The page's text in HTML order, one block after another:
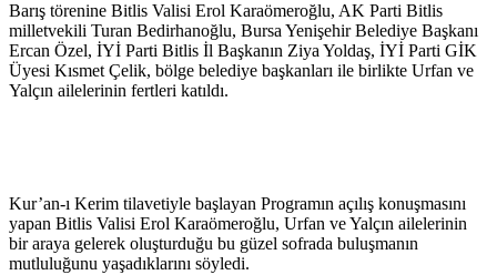
Barış törenine Bitlis Valisi Erol Karaömeroğlu, AK Parti Bitlis
milletvekili Turan Bedirhanoğlu, Bursa Yenişehir Belediye Başkanı
Ercan Özel, İYİ Parti Bitlis İl Başkanın Ziya Yoldaş, İYİ Parti GİK
Üyesi Kısmet Çelik, bölge belediye başkanları ile birlikte Urfan ve
Yalçın ailelerinin fertleri katıldı.
Kur’an-ı Kerim tilavetiyle başlayan Programın açılış konuşmasını
yapan Bitlis Valisi Erol Karaömeroğlu, Urfan ve Yalçın ailelerinin
bir araya gelerek oluşturduğu bu güzel sofrada buluşmanın
mutluluğunu yaşadıklarını söyledi.